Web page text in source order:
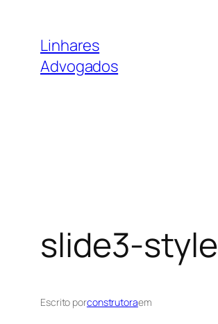
conteúdo
Linhares
Advogados
slide3-style
Escrito porconstrutoraem